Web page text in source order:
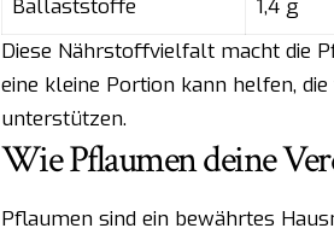
Ballaststoffe
1,4 g
Diese Nährstoffvielfalt macht die
eine kleine Portion kann helfen,
unterstützen.
Wie Pflaumen deine
Pflaumen sind ein bewährtes